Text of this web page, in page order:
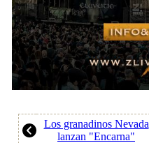
Los granadinos Nevada
lanzan "Encarna"